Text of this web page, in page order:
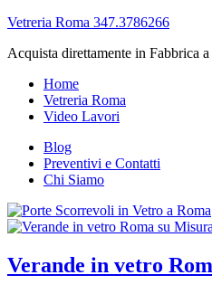
Vetreria Roma 347.3786266
Acquista direttamente in Fabbrica a
Home
Vetreria Roma
Video Lavori
Blog
Preventivi e Contatti
Chi Siamo
Verande in vetro